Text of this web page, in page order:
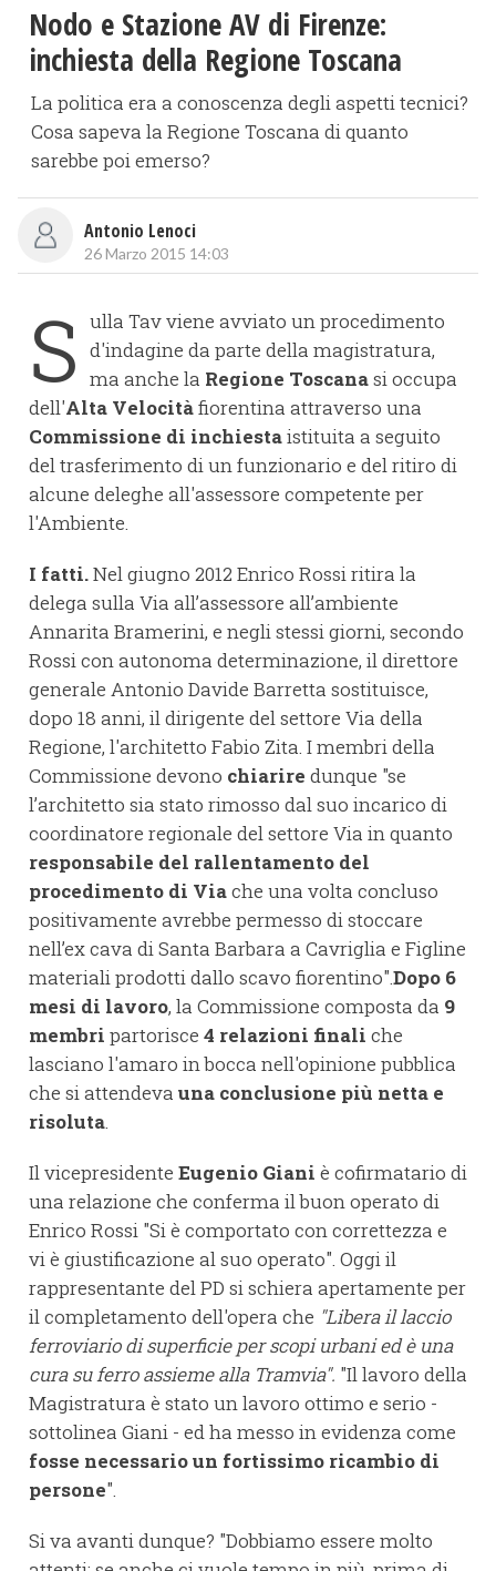
Nodo e Stazione AV di Firenze:
inchiesta della Regione Toscana
La politica era a conoscenza degli aspetti tecnici?
Cosa sapeva la Regione Toscana di quanto
sarebbe poi emerso?
Antonio Lenoci
26 Marzo 2015 14:03
S ulla Tav viene avviato un procedimento
d'indagine da parte della magistratura,
ma anche la Regione Toscanasi occupa
dell'Alta Velocitàfiorentina attraverso una
Commissione di inchiestaistituita a seguito
del trasferimento di un funzionario e del ritiro di
alcune deleghe all'assessore competente per
l'Ambiente.
I fatti.Nel giugno 2012 Enrico Rossi ritira la
delega sulla Via all’assessore all’ambiente
Annarita Bramerini, e negli stessi giorni, secondo
Rossi con autonoma determinazione, il direttore
generale Antonio Davide Barretta sostituisce,
dopo 18 anni, il dirigente del settore Via della
Regione, l'architetto Fabio Zita. I membri della
Commissione devono chiarire dunque "se
l’architetto sia stato rimosso dal suo incarico di
coordinatore regionale del settore Via in quanto
responsabile del rallentamento del
procedimento di Viache una volta concluso
positivamente avrebbe permesso di stoccare
nell’ex cava di Santa Barbara a Cavriglia e Figline
materiali prodotti dallo scavo fiorentino".Dopo 6
mesi di lavoro, la Commissione composta da 9
membri partorisce 4 relazioni finali che
lasciano l'amaro in bocca nell'opinione pubblica
che si attendeva una conclusione più netta e
risoluta.
Il vicepresidente Eugenio Giani è cofirmatario di
una relazione che conferma il buon operato di
Enrico Rossi "Si è comportato con correttezza e
vi è giustificazione al suo operato". Oggi il
rappresentante del PD si schiera apertamente per
il completamento dell'opera che "Libera il laccio
ferroviario di superficie per scopi urbani ed è una
cura su ferro assieme alla Tramvia". "Il lavoro della
Magistratura è stato un lavoro ottimo e serio -
sottolinea Giani - ed ha messo in evidenza come
fosse necessario un fortissimo ricambio di
persone".
Si va avanti dunque? "Dobbiamo essere molto